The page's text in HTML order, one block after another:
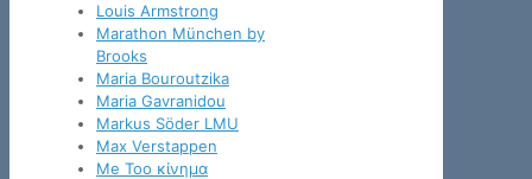
Louis Armstrong
Marathon München by
Brooks
Maria Bouroutzika
Maria Gavranidou
Markus Söder LMU
Max Verstappen
Me Too κίνημα